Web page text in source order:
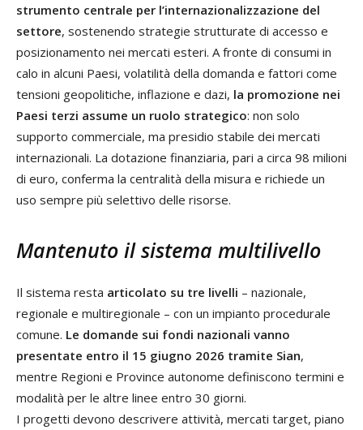
strumento centrale per l’internazionalizzazione del
settore, sostenendo strategie strutturate di accesso e
posizionamento nei mercati esteri. A fronte di consumi in
calo in alcuni Paesi, volatilità della domanda e fattori come
tensioni geopolitiche, inflazione e dazi, la promozione nei
Paesi terzi assume un ruolo strategico: non solo
supporto commerciale, ma presidio stabile dei mercati
internazionali. La dotazione finanziaria, pari a circa 98 milioni
di euro, conferma la centralità della misura e richiede un
uso sempre più selettivo delle risorse.
Mantenuto il sistema multilivello
Il sistema resta articolato su tre livelli – nazionale,
regionale e multiregionale – con un impianto procedurale
comune. Le domande sui fondi nazionali vanno
presentate entro il 15 giugno 2026 tramite Sian,
mentre Regioni e Province autonome definiscono termini e
modalità per le altre linee entro 30 giorni.
I progetti devono descrivere attività, mercati target, piano